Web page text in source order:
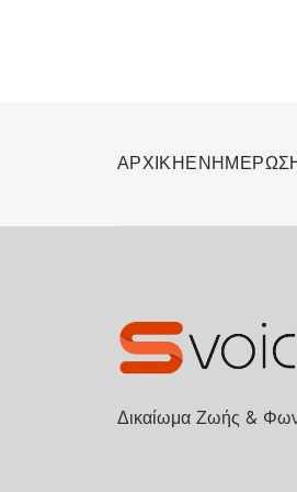
ΑΡΧΙΚΗ
Δικαίωμα Ζωής &